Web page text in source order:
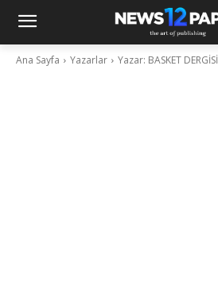
Ana Sayfa Yazarlar Yazar: BASKET DERGİSİ